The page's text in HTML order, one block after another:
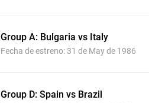
Group A: Bulgaria vs Italy
Fecha de estreno: 31 de May de 1986
Group D: Spain vs Brazil